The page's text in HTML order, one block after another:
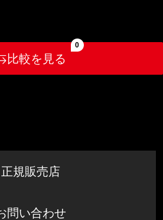
比較を見る
0
正規販売店
問い合わせ